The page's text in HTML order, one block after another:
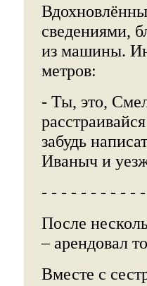
сведениями,
из машины.
метров:
- Ты, это,
забудь
Иваныч и
- - - - - - - - - -
После
– арендовал
Вместе с